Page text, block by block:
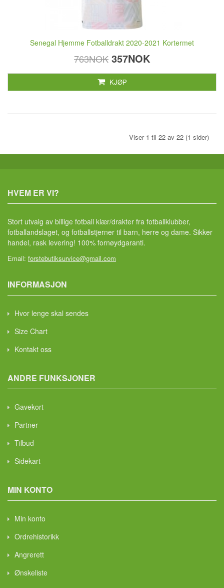
Senegal Hjemme Fotballdrakt 2020-2021 Kortermet
763NOK 357NOK
KJØP
Viser 1 til 22 av 22 (1 sider)
HVEM ER VI?
Stort utvalg av billige fotball klær/drakter fra fotballklubber,
fotballandslaget, og fotballstjerner til barn, herre og dame. Sikker
handel, rask levering! 100% fornøydgaranti.
Email: forstebutiksurvice@gmail.com
INFORMASJON
Hvor lenge skal sendes
Size Chart
Kontakt oss
ANDRE FUNKSJONER
Gavekort
Partner
Tilbud
Sidekart
MIN KONTO
Min konto
Ordrehistorikk
Angrerett
Ønskeliste